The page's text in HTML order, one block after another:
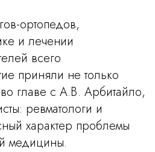
ортопедов,
и лечении
всего
приняли не только
главе с А.В. Арбитайло,
ревматологи и
характер проблемы
медицины.